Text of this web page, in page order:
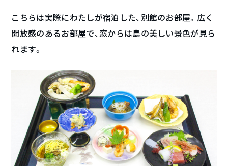
こちらは実際にわたしが宿泊した、別館のお部屋。広く
開放感のあるお部屋で、窓からは島の美しい景色が見ら
れます。